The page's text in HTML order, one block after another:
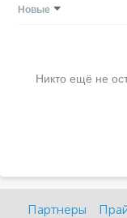
Новые
Никто ещё не
Партнеры